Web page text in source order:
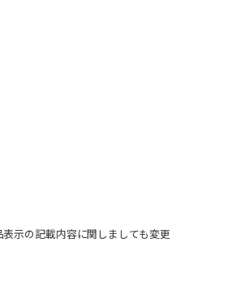
示の記載内容に関しましても変更